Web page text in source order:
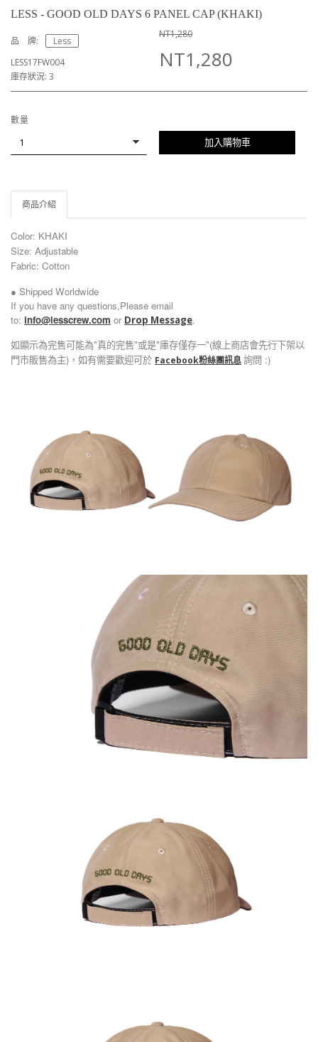
LESS - GOOD OLD DAYS 6 PANEL CAP (KHAKI)
品 牌:
Less
LESS17FW004
庫存狀況: 3
NT1,280
NT1,280
數量
加入購物車
商品介紹
Color: KHAKI
Size: Adjustable
Fabric: Cotton
● Shipped Worldwide
If you have any questions,Please email
to: info@lesscrew.com or Drop Message.
如顯示為完售可能為"真的完售"或是"庫存僅存一"(線上商店會先行下架以
門市販售為主)，如有需要歡迎可於 Facebook粉絲團訊息詢問 :)